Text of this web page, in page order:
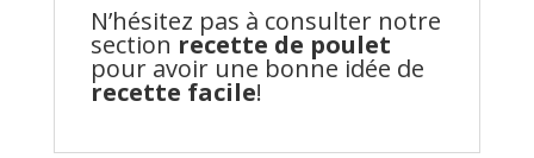
N’hésitez pas à consulter notre
section recette de poulet
pour avoir une bonne idée de
recette facile!